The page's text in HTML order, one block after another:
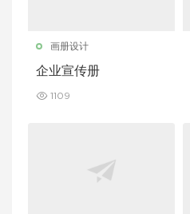
画册设计
企业宣传册
1109